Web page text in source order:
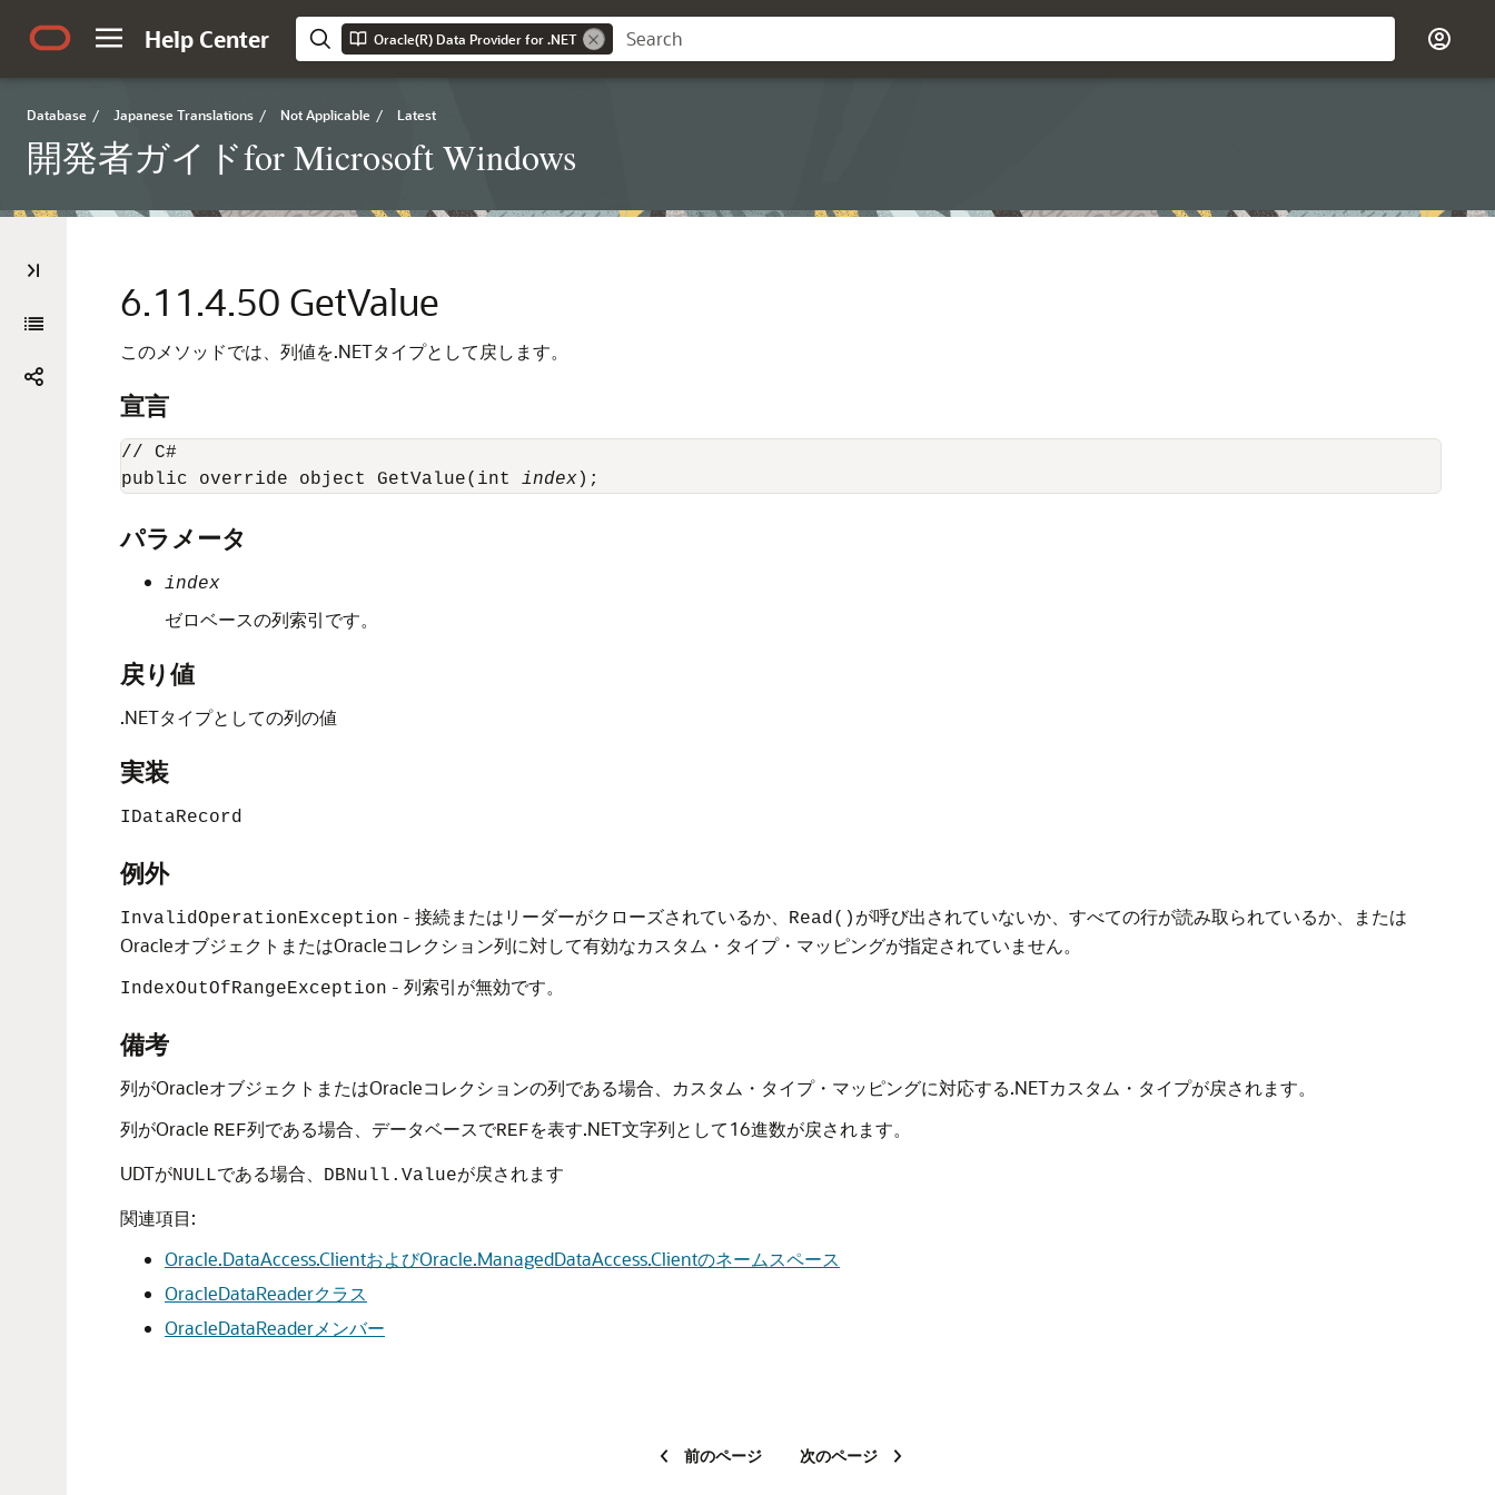
Help Center Oracle(R) Data Provider for .NET
Database / Japanese Translations / Not Applicable / Latest
開発者ガイドfor Microsoft Windows
6.11.4.50 GetValue
このメソッドでは、列値を.NETタイプとして戻します。
宣言
// C#
public override object GetValue(int index);
パラメータ
index
ゼロベースの列索引です。
戻り値
.NETタイプとしての列の値
実装
IDataRecord
例外
InvalidOperationException - 接続またはリーダーがクローズされているか、 Read() が呼び出されていないか、すべての行が読み取られているか、または
OracleオブジェクトまたはOracleコレクション列に対して有効なカスタム・タイプ・マッピングが指定されていません。
IndexOutOfRangeException - 列索引が無効です。
備考
列がOracleオブジェクトまたはOracleコレクションの列である場合、カスタム・タイプ・マッピングに対応する.NETカスタム・タイプが戻されます。
列がOracle REF列である場合、データベースでREFを表す.NET文字列として16進数が戻されます。
UDTがNULLである場合、 DBNull.Valueが戻されます
関連項目:
Oracle.DataAccess.ClientおよびOracle.ManagedDataAccess.Clientのネームスペース
OracleDataReaderクラス
OracleDataReaderメンバー
前のページ 次のページ